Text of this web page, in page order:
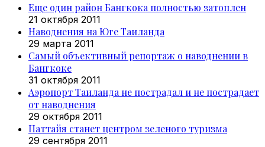
Еще один район Бангкока полностью затоплен
21 октября 2011
Наводнения на Юге Таиланда
29 марта 2011
Самый объективный репортаж о наводнении в
Бангкоке
31 октября 2011
Аэропорт Таиланда не пострадал и не пострадает
от наводнения
29 октября 2011
Паттайя станет центром зеленого туризма
29 сентября 2011